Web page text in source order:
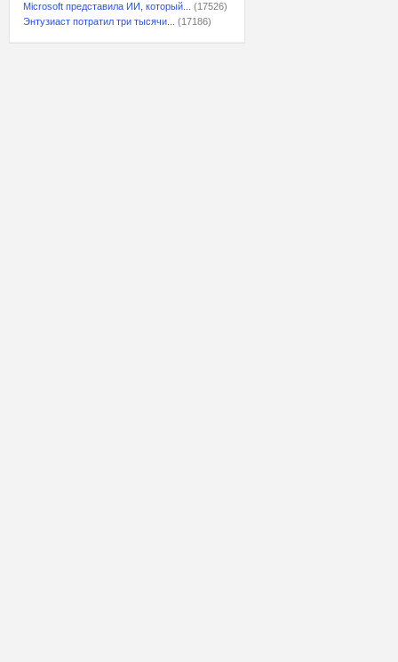
Microsoft представила ИИ, который...
(17526)
Энтузиаст потратил три тысячи...
(17186)